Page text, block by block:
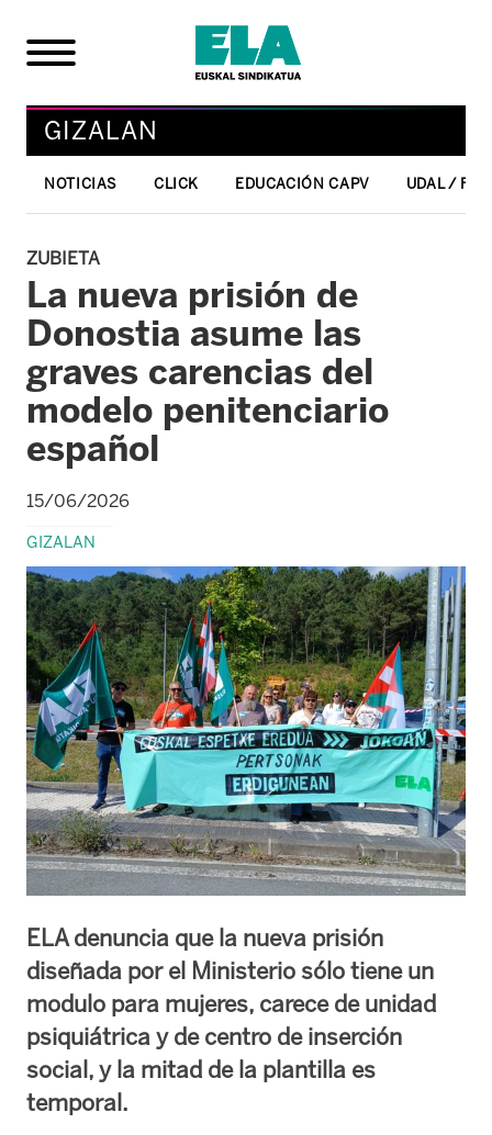
GIZALAN
NOTICIAS CLICK EDUCACIÓN CAPV UDAL /
ZUBIETA
La nueva prisión de
Donostia asume las
graves carencias del
modelo penitenciario
español
15/06/2026
GIZALAN
ELA denuncia que la nueva prisión
diseñada por el Ministerio sólo tiene un
modulo para mujeres, carece de unidad
psiquiátrica y de centro de inserción
social, y la mitad de la plantilla es
temporal.